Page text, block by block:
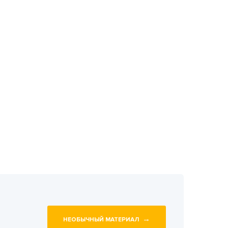
НЕОБЫЧНЫЙ МАТЕРИАЛ →